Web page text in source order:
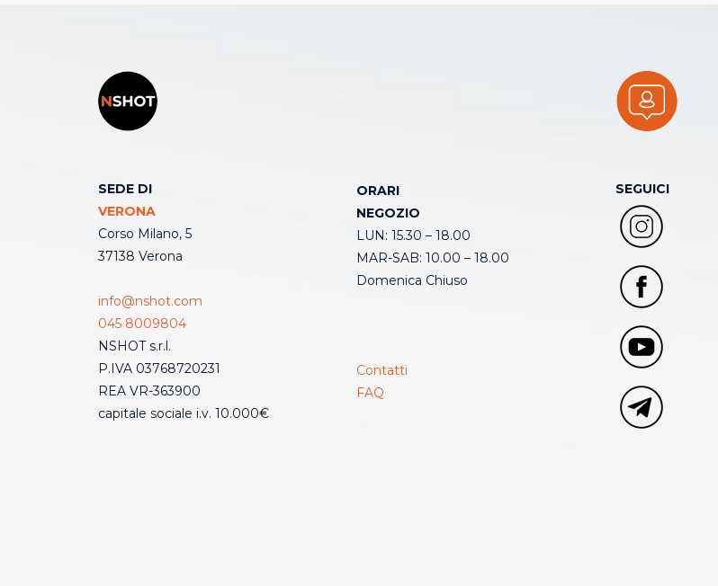
SEDE DI
VERONA
Corso Milano, 5
37138 Verona
info@nshot.com
045 8009804
NSHOT s.r.l.
P.IVA 03768720231
REA VR-363900
capitale sociale i.v. 10.000€
ORARI
NEGOZIO
LUN: 15.30 – 18.00
MAR-SAB: 10.00 – 18.00
Domenica Chiuso
Contatti
FAQ
SEGUICI